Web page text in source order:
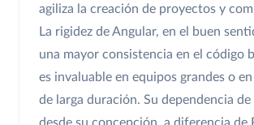
agiliza la creación de proyectos y
La rigidez de Angular, en el buen
una mayor consistencia en el código
es invaluable en equipos grandes o
de larga duración. Su dependencia